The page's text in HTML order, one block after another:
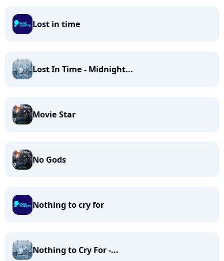
Lost in time
Lost In Time - Midnight...
Movie Star
No Gods
Nothing to cry for
Nothing to Cry For -...